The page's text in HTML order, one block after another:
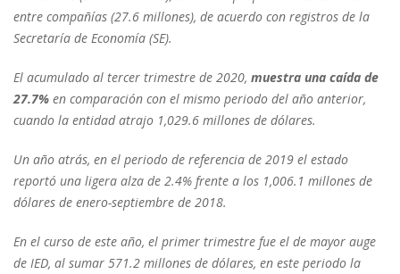
entre compañías (27.6 millones), de acuerdo con registros de la
Secretaría de Economía (SE).
El acumulado al tercer trimestre de 2020, muestra una caída de
27.7% en comparación con el mismo periodo del año anterior,
cuando la entidad atrajo 1,029.6 millones de dólares.
Un año atrás, en el periodo de referencia de 2019 el estado
reportó una ligera alza de 2.4% frente a los 1,006.1 millones de
dólares de enero-septiembre de 2018.
En el curso de este año, el primer trimestre fue el de mayor auge
de IED, al sumar 571.2 millones de dólares, en este periodo la